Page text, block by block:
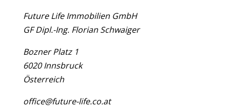
Future Life Immobilien GmbH
GF Dipl.-Ing. Florian Schwaiger
Bozner Platz 1
6020 Innsbruck
Österreich
office@future-life.co.at